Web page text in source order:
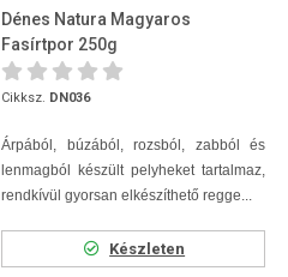
Dénes Natura Magyaros
Fasírtpor 250g
Cikksz. DN036
Árpából, búzából, rozsból, zabból és
lenmagból készült pelyheket tartalmaz,
rendkívül gyorsan elkészíthető regge...
Készleten